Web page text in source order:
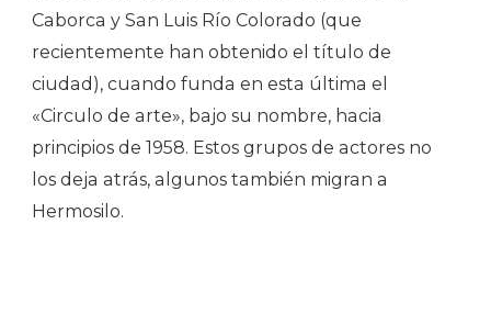
Caborca y San Luis Río Colorado (que
recientemente han obtenido el título de
ciudad), cuando funda en esta última el
«Circulo de arte», bajo su nombre, hacia
principios de 1958. Estos grupos de actores no
los deja atrás, algunos también migran a
Hermosilo.